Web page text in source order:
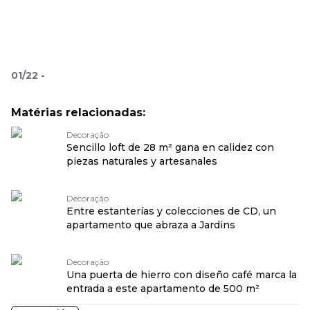
01/22 -
Matérias relacionadas:
Decoração
Sencillo loft de 28 m² gana en calidez con
piezas naturales y artesanales
Decoração
Entre estanterías y colecciones de CD, un
apartamento que abraza a Jardins
Decoração
Una puerta de hierro con diseño café marca la
entrada a este apartamento de 500 m²